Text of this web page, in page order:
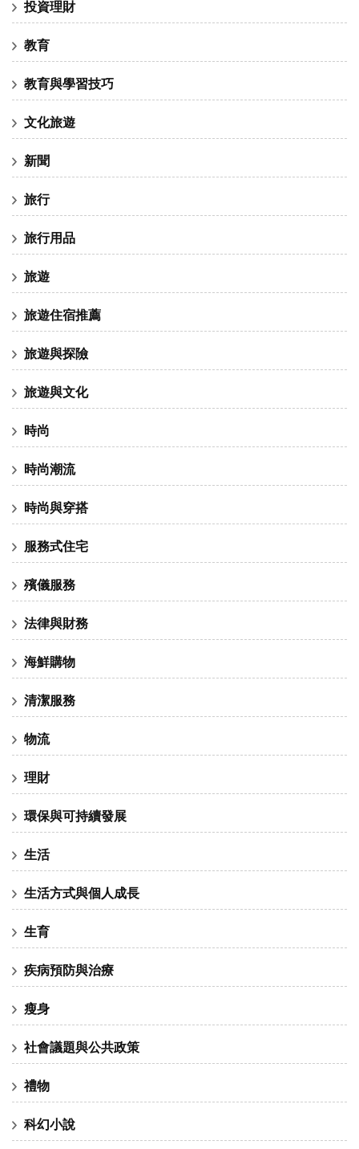
投資理財
教育
教育與學習技巧
文化旅遊
新聞
旅行
旅行用品
旅遊
旅遊住宿推薦
旅遊與探險
旅遊與文化
時尚
時尚潮流
時尚與穿搭
服務式住宅
殯儀服務
法律與財務
海鮮購物
清潔服務
物流
理財
環保與可持續發展
生活
生活方式與個人成長
生育
疾病預防與治療
瘦身
社會議題與公共政策
禮物
科幻小說